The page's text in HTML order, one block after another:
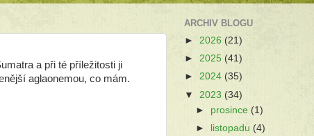
a při té příležitosti ji
aglaonemou, co mám.
ARCHIV BLOGU
► 2026 (21)
► 2025 (41)
► 2024 (35)
▼ 2023 (34)
► prosince (1)
►
listopadu (4)